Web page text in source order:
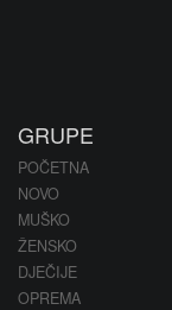
GRUPE
POČETNA
NOVO
MUŠKO
ŽENSKO
DJEČIJE
OPREMA